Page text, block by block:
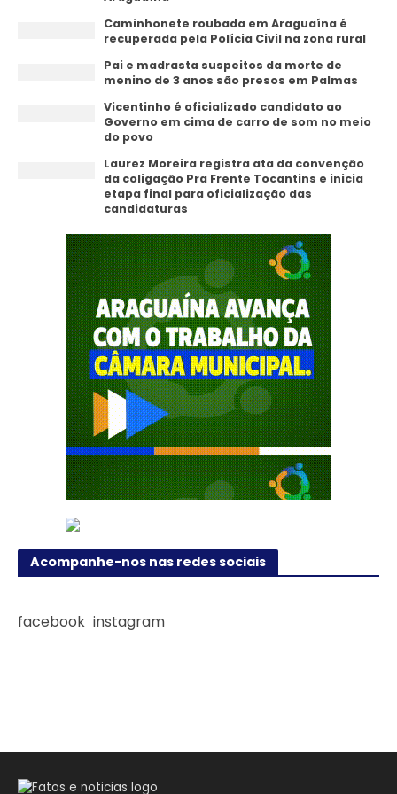
Caminhonete roubada em Araguaína é
recuperada pela Polícia Civil na zona rural
Pai e madrasta suspeitos da morte de
menino de 3 anos são presos em Palmas
Vicentinho é oficializado candidato ao
Governo em cima de carro de som no meio
do povo
Laurez Moreira registra ata da convenção
da coligação Pra Frente Tocantins e inicia
etapa final para oficialização das
candidaturas
Acompanhe-nos nas redes sociais
facebook instagram